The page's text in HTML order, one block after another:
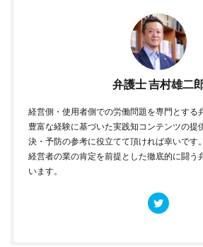
弁護士 吉村雄二
経営側・使用者側での労働問題を専門とする
豊富な経験に基づいた実践知コンテンツの提
決・予防の参考に役立てて頂ければ幸いです
経営者の業の肯定を前提とした徹底的に闘う
います。